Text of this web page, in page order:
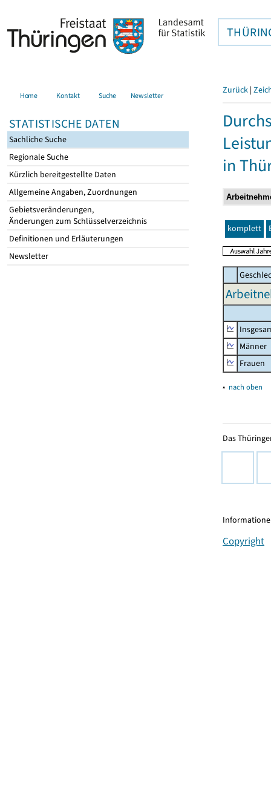
Home Kontakt Suche Newsletter
STATISTISCHE DATEN
Sachliche Suche
Regionale Suche
Kürzlich bereitgestellte Daten
Allgemeine Angaben, Zuordnungen
Gebietsveränderungen,
Änderungen zum Schlüsselverzeichnis
Definitionen und Erläuterungen
Newsletter
Zurück |
in
komplett
Männer
Frauen
▴ nach oben
Das
Copyright